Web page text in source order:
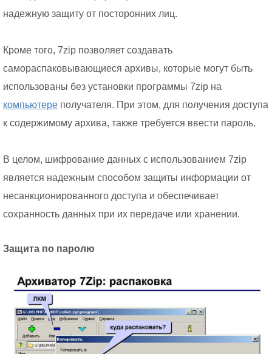
надежную защиту от посторонних лиц.
Кроме того, 7zip позволяет создавать
самораспаковывающиеся архивы, которые могут быть
использованы без установки программы 7zip на
компьютере получателя. При этом, для получения доступа
к содержимому архива, также требуется ввести пароль.
В целом, шифрование данных с использованием 7zip
является надежным способом защиты информации от
несанкционированного доступа и обеспечивает
сохранность данных при их передаче или хранении.
Защита по паролю